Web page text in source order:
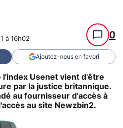
à 16h02 0
Ajoutez-nous en favori
l'index Usenet vient d'être
par la justice britannique.
au fournisseur d'accès à
au site Newzbin2.